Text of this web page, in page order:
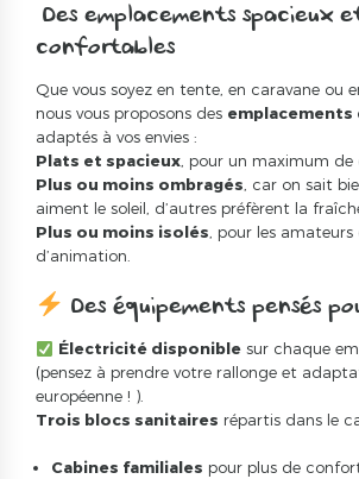
Des emplacements spacieux
confortables
Que vous soyez en tente, en caravane ou
nous vous proposons des emplacements
adaptés à vos envies :
Plats et spacieux, pour un maximum de
Plus ou moins ombragés, car on sait
aiment le soleil, d’autres préfèrent la
Plus ou moins isolés, pour les
d’animation.
Des équipements pensés
Électricité disponiblesur chaque
(pensez à prendre votre rallonge et
européenne ! ).
Trois blocs sanitaires répartis dans le
Cabines familiales pour plus de